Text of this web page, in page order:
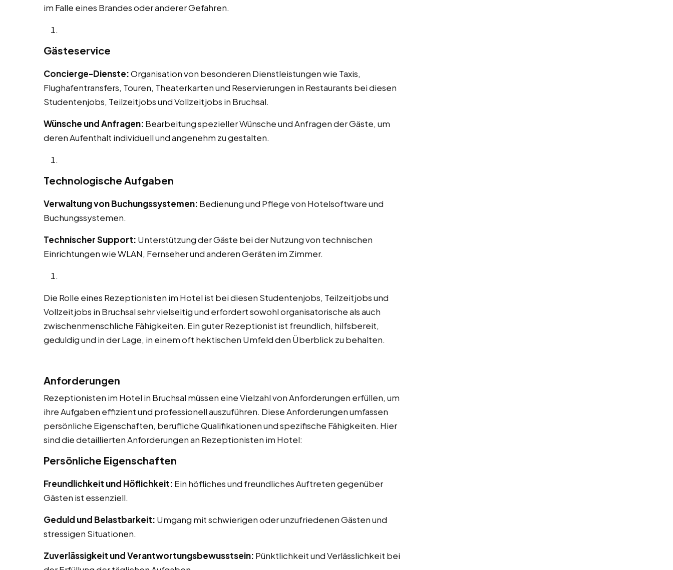
im Falle eines Brandes oder anderer Gefahren.
Gästeservice
Concierge-Dienste:Organisation von besonderen Dienstleistungen wie Taxis,
Flughafentransfers, Touren, Theaterkarten und Reservierungen in Restaurants bei diesen
Studentenjobs, Teilzeitjobs und Vollzeitjobs in Bruchsal.
Wünsche und Anfragen: Bearbeitung spezieller Wünsche und Anfragen der Gäste, um
deren Aufenthalt individuell und angenehm zu gestalten.
Technologische Aufgaben
Verwaltung von Buchungssystemen: Bedienung und Pflege von Hotelsoftware und
Buchungssystemen.
Technischer Support: Unterstützung der Gäste bei der Nutzung von technischen
Einrichtungen wie WLAN, Fernseher und anderen Geräten im Zimmer.
Die Rolle eines Rezeptionisten im Hotel ist bei diesen Studentenjobs, Teilzeitjobs und
Vollzeitjobs in Bruchsal sehr vielseitig und erfordert sowohl organisatorische als auch
zwischenmenschliche Fähigkeiten. Ein guter Rezeptionist ist freundlich, hilfsbereit,
geduldig und in der Lage, in einem oft hektischen Umfeld den Überblick zu behalten.
Anforderungen
Rezeptionisten im Hotel in Bruchsal müssen eine Vielzahl von Anforderungen erfüllen, um
ihre Aufgaben effizient und professionell auszuführen. Diese Anforderungen umfassen
persönliche Eigenschaften, berufliche Qualifikationen und spezifische Fähigkeiten. Hier
sind die detaillierten Anforderungen an Rezeptionisten im Hotel:
Persönliche Eigenschaften
Freundlichkeit und Höflichkeit: Ein höfliches und freundliches Auftreten gegenüber
Gästen ist essenziell.
Geduld und Belastbarkeit: Umgang mit schwierigen oder unzufriedenen Gästen und
stressigen Situationen.
Zuverlässigkeit und Verantwortungsbewusstsein: Pünktlichkeit und Verlässlichkeit bei